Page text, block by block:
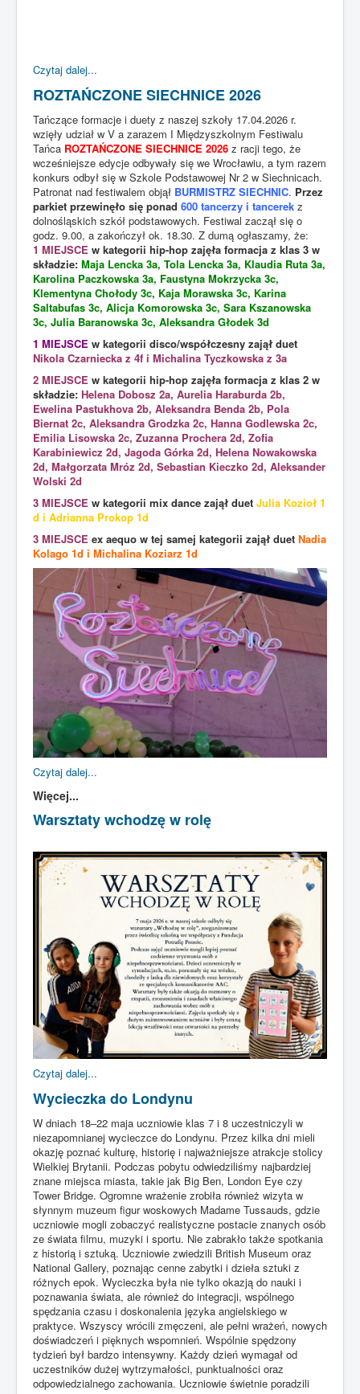
Czytaj dalej...
ROZTAŃCZONE SIECHNICE 2026
Tańczące formacje i duety z naszej szkoły 17.04.2026 r.
wzięły udział w V a zarazem I Międzyszkolnym Festiwalu
Tańca ROZTAŃCZONE SIECHNICE 2026 z racji tego, że
wcześniejsze edycje odbywały się we Wrocławiu, a tym razem
konkurs odbył się w Szkole Podstawowej Nr 2 w Siechnicach.
Patronat nad festiwalem objął BURMISTRZ SIECHNIC. Przez
parkiet przewinęło się ponad 600 tancerzy i tancerek z
dolnośląskich szkół podstawowych. Festiwal zaczął się o
godz. 9.00, a zakończył ok. 18.30. Z dumą ogłaszamy, że:
1 MIEJSCE w kategorii hip-hop zajęła formacja z klas 3 w
składzie: Maja Lencka 3a, Tola Lencka 3a, Klaudia Ruta 3a,
Karolina Paczkowska 3a, Faustyna Mokrzycka 3c,
Klementyna Chołody 3c, Kaja Morawska 3c, Karina
Saltabufas 3c, Alicja Komorowska 3c, Sara Kszanowska
3c, Julia Baranowska 3c, Aleksandra Głodek 3d
1 MIEJSCE w kategorii disco/współczesny zajął duet
Nikola Czarniecka z 4f i Michalina Tyczkowska z 3a
2 MIEJSCE w kategorii hip-hop zajęła formacja z klas 2 w
składzie: Helena Dobosz 2a, Aurelia Haraburda 2b,
Ewelina Pastukhova 2b, Aleksandra Benda 2b, Pola
Biernat 2c, Aleksandra Grodzka 2c, Hanna Godlewska 2c,
Emilia Lisowska 2c, Zuzanna Prochera 2d, Zofia
Karabiniewicz 2d, Jagoda Górka 2d, Helena Nowakowska
2d, Małgorzata Mróz 2d, Sebastian Kieczko 2d, Aleksander
Wolski 2d
3 MIEJSCE w kategorii mix dance zajął duet Julia Kozioł 1
d i Adrianna Prokop 1d
3 MIEJSCE ex aequo w tej samej kategorii zajął duet Nadia
Kolago 1d i Michalina Koziarz 1d
Czytaj dalej...
Więcej...
Warsztaty wchodzę w rolę
Czytaj dalej...
Wycieczka do Londynu
W dniach 18–22 maja uczniowie klas 7 i 8 uczestniczyli w
niezapomnianej wycieczce do Londynu. Przez kilka dni mieli
okazję poznać kulturę, historię i najważniejsze atrakcje stolicy
Wielkiej Brytanii. Podczas pobytu odwiedziliśmy najbardziej
znane miejsca miasta, takie jak Big Ben, London Eye czy
Tower Bridge. Ogromne wrażenie zrobiła również wizyta w
słynnym muzeum figur woskowych Madame Tussauds, gdzie
uczniowie mogli zobaczyć realistyczne postacie znanych osób
ze świata filmu, muzyki i sportu. Nie zabrakło także spotkania
z historią i sztuką. Uczniowie zwiedzili British Museum oraz
National Gallery, poznając cenne zabytki i dzieła sztuki z
różnych epok. Wycieczka była nie tylko okazją do nauki i
poznawania świata, ale również do integracji, wspólnego
spędzania czasu i doskonalenia języka angielskiego w
praktyce. Wszyscy wrócili zmęczeni, ale pełni wrażeń, nowych
doświadczeń i pięknych wspomnień. Wspólnie spędzony
tydzień był bardzo intensywny. Każdy dzień wymagał od
uczestników dużej wytrzymałości, punktualności oraz
odpowiedzialnego zachowania. Uczniowie świetnie poradzili